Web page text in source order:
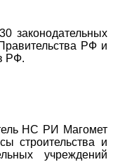
законодательных
РФ и
РФ.
НС РИ Магомет
строительства и
учреждений